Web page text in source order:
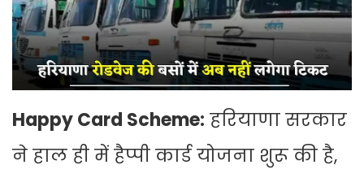
Happy Card Scheme: हरियाणा सरकार
ने हाल ही में हैप्पी कार्ड योजना शुरू की है,